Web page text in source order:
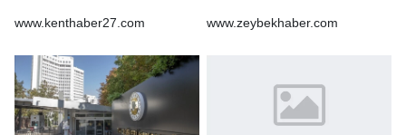
www.kenthaber27.com www.zeybekhaber.com